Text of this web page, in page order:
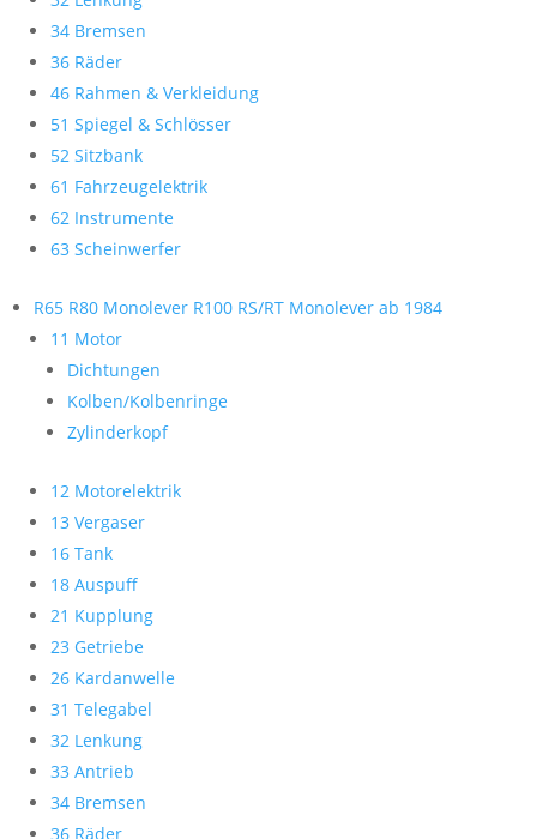
34 Bremsen
36 Räder
46 Rahmen & Verkleidung
51 Spiegel & Schlösser
52 Sitzbank
61 Fahrzeugelektrik
62 Instrumente
63 Scheinwerfer
R65 R80 Monolever R100 RS/RT Monolever ab 1984
11 Motor
Dichtungen
Kolben/Kolbenringe
Zylinderkopf
12 Motorelektrik
13 Vergaser
16 Tank
18 Auspuff
21 Kupplung
23 Getriebe
26 Kardanwelle
31 Telegabel
32 Lenkung
33 Antrieb
34 Bremsen
36 Räder